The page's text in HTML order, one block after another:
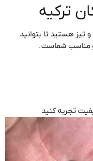
تا بتوانید
شماست.
تجربه کنید